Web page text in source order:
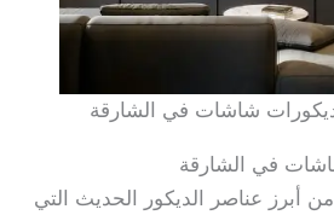
شاشات في الشارقة
في الشارقة
أبرز عناصر الديكور الحديث التي